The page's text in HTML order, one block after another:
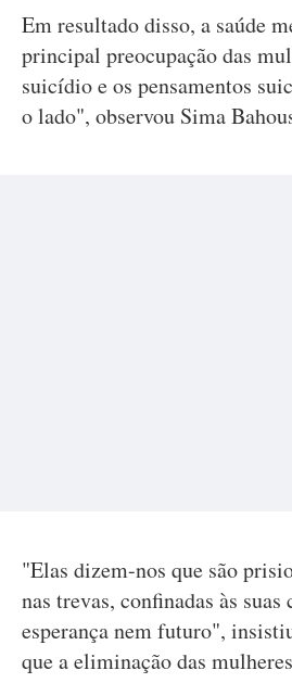
Em resultado disso, a saúde
principal preocupação das
suicídio e os pensamentos
o lado", observou Sima
"Elas dizem-nos que são
nas trevas, confinadas às suas
esperança nem futuro",
que a eliminação das